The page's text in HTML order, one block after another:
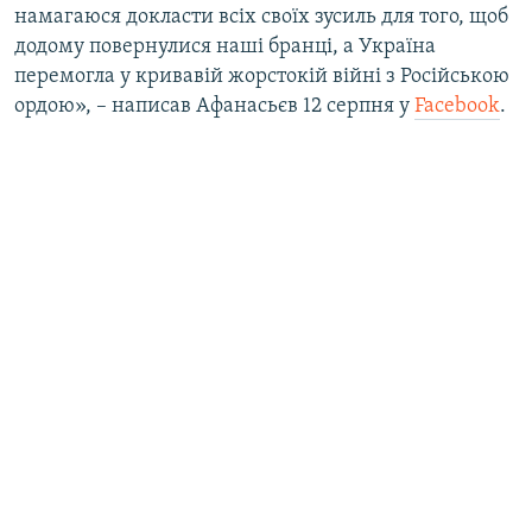
ВІДЕОУРОКИ «ELIFBE»
СВІДЧЕННЯ ОКУПАЦІЇ
УКРАЇНСЬКА ПРОБЛЕМА КРИМУ
Русский
Qırımtatar
намагаюся докласти всіх своїх зусиль для того, щоб
додому повернулися наші бранці, а Україна
перемогла у кривавій жорстокій війні з Російською
ордою», – написав Афанасьєв 12 серпня у Facebook.